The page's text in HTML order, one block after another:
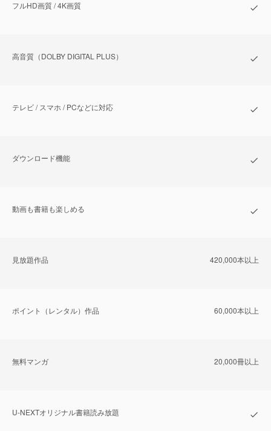
フルHD画質 / 4K画質
⾼⾳質（DOLBY DIGITAL PLUS）
テレビ / スマホ / PCなどに対応
ダウンロード機能
動画も書籍も楽しめる
⾒放題作品 420,000本以上
ポイント（レンタル）作品 60,000本以上
無料マンガ 20,000冊以上
U-NEXTオリジナル書籍読み放題